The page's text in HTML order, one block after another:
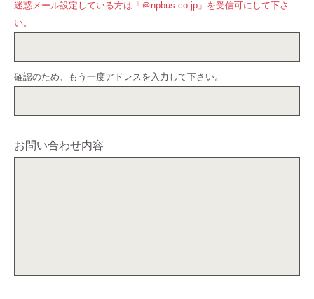
迷惑メール設定している方は 「＠npbus.co.jp」を受信可にして下さ
い。
確認のため、もう一度アドレスを入力して下さい。
お問い合わせ内容